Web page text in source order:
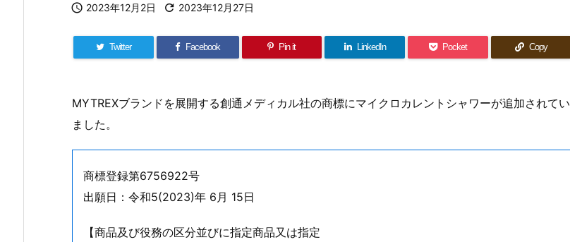
 2023年12月2日  2023年12月27日
Twitter Facebook Pin it LinkedIn Pocket Copy
MYTREXブランドを展開する創通メディカル社の商標にマイクロカレントシャワーが追加されてい
ました。
商標登録第6756922号
出願日：令和5(2023)年 6月 15日
【商品及び役務の区分並びに指定商品又は指定